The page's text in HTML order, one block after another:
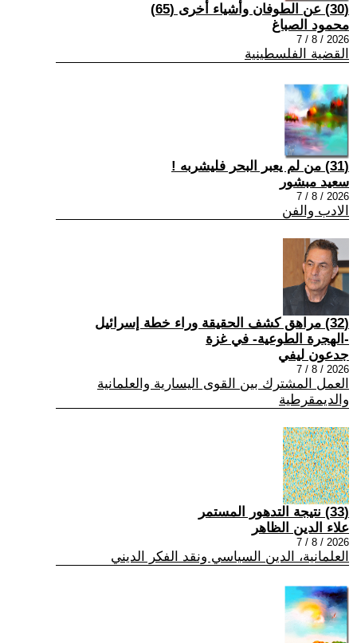
(30) عن الطوفان وأشياء أخرى (65)
محمود الصباغ
2026 / 8 / 7
القضية الفلسطينية
(31) من لم يعبر البحر فليشربه !
سعيد مبشور
2026 / 8 / 7
الادب والفن
(32) مراهق كشف الحقيقة وراء خطة إسرائيل
-الهجرة الطوعية- في غزة
جدعون ليفي
2026 / 8 / 7
العمل المشترك بين القوى اليسارية والعلمانية
والديمقرطية
(33) نتيجة التدهور المستمر
علاء الدين الظاهر
2026 / 8 / 7
العلمانية، الدين السياسي ونقد الفكر الديني